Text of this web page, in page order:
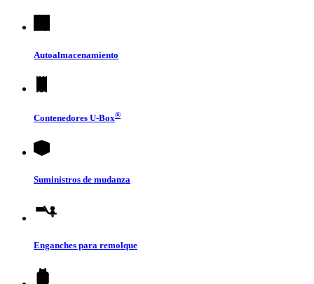
Autoalmacenamiento
Contenedores U-Box®
Suministros de mudanza
Enganches para remolque